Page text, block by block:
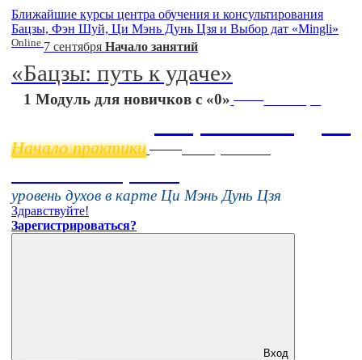
Ближайшие курсы центра обучения и консультирования
Бацзы, Фэн Шуй, Ци Мэнь Дунь Цзя и Выбор дат «Mingli»
Online 7 сентября Начало занятий
«Бацзы: путь к удаче»
1 Модуль для новичков с «0» 11 ноября
Начало практики
уровень духов в карте Ци Мэнь Дунь Цзя
Здравствуйте!
Зарегистрироваться?
Вход